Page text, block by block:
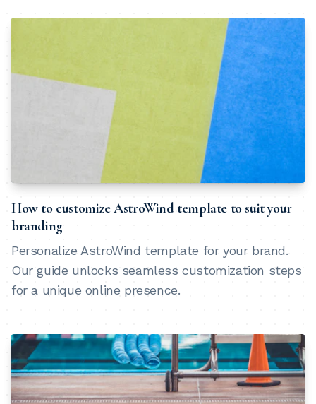
How to customize AstroWind template to suit your
branding
Personalize AstroWind template for your brand.
Our guide unlocks seamless customization steps
for a unique online presence.